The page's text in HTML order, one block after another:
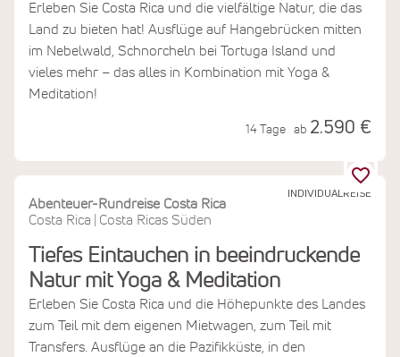
Erleben Sie Costa Rica und die vielfältige Natur, die das
Land zu bieten hat! Ausflüge auf Hangebrücken mitten
im Nebelwald, Schnorcheln bei Tortuga Island und
vieles mehr – das alles in Kombination mit Yoga &
Meditation!
14 Tage ab 2.590 €
INDIVIDUALREISE
Abenteuer-Rundreise Costa Rica
Costa Rica
Costa Ricas Süden
Tiefes Eintauchen in beeindruckende
Natur mit Yoga & Meditation
Erleben Sie Costa Rica und die Höhepunkte des Landes
zum Teil mit dem eigenen Mietwagen, zum Teil mit
Transfers. Ausflüge an die Pazifikküste, in den